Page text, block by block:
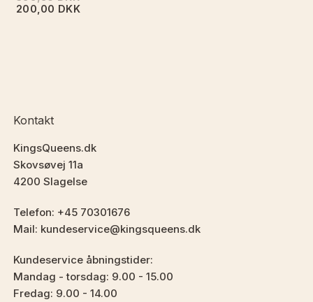
200,00 DKK
Kontakt
KingsQueens.dk
Skovsøvej 11a
4200 Slagelse
Telefon: +45 70301676
Mail: kundeservice@kingsqueens.dk
Kundeservice åbningstider:
Mandag - torsdag: 9.00 - 15.00
Fredag: 9.00 - 14.00